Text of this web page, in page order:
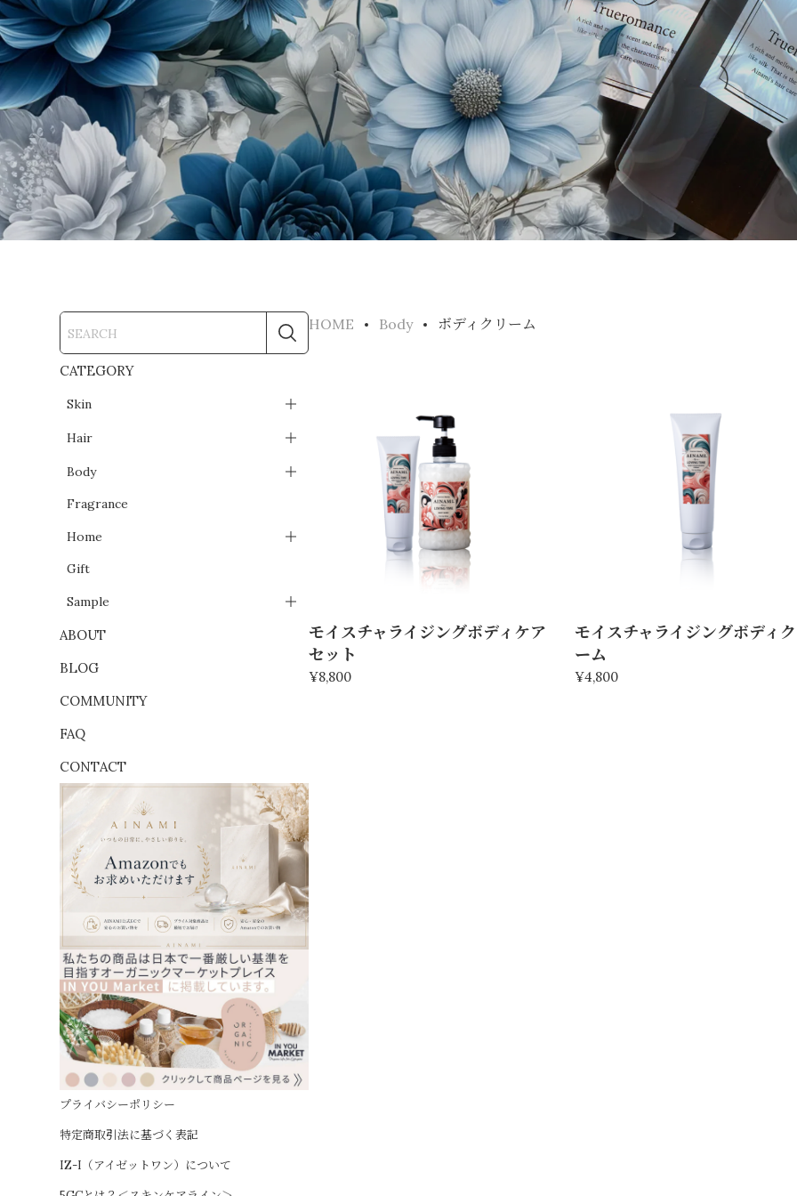
CATEGORY
Skin
Hair
Body
Fragrance
Home
Gift
Sample
ABOUT
BLOG
COMMUNITY
FAQ
CONTACT
プライバシーポリシー
特定商取引法に基づく表記
IZ-I（アイゼットワン）について
HOME Body ボディクリーム
モイスチャライジングボディケア
セット
¥8,800
モイスチャライジングボディ
ーム
¥4,800